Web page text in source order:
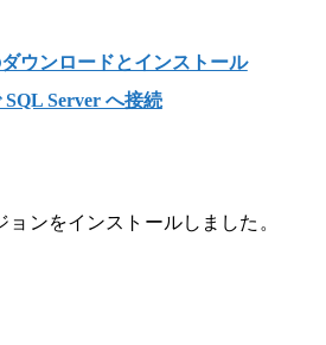
ウンロードとインストール
SQL Server へ接続
ンをインストールしました。